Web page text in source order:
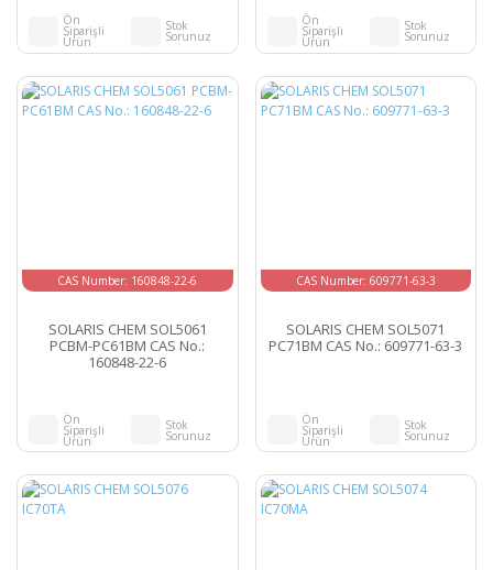
Ön
Siparişli
Ürün
Stok
Sorunuz
Ön
Siparişli
Ürün
Stok
Sorunuz
CAS Number: 160848-22-6
SOLARIS CHEM SOL5061
PCBM-PC61BM CAS No.:
160848-22-6
Ön
Siparişli
Ürün
Stok
Sorunuz
CAS Number: 609771-63-3
SOLARIS CHEM SOL5071
PC71BM CAS No.: 609771-63-3
Ön
Siparişli
Ürün
Stok
Sorunuz